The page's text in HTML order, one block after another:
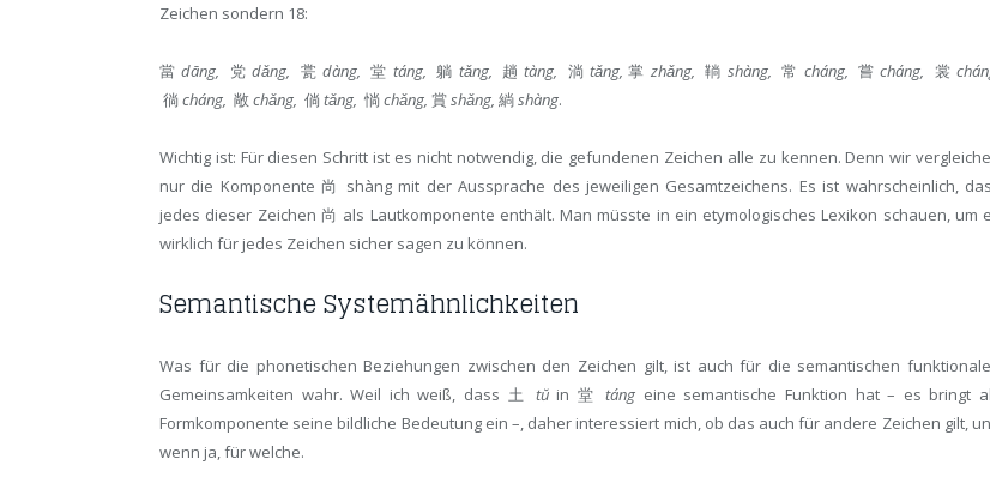
Zeichen sondern 18:
當dāng, 党dǎng, 瓽dàng,堂 táng,躺 tǎng, 趟tàng, 淌tǎng, 掌 zhǎng,鞝 shàng,常 cháng, 嘗cháng, 裳
徜cháng, 敞chǎng, 倘 tǎng, 惝 chǎng, 賞shǎng, 緔shàng.
Wichtig ist: Für diesen Schritt ist es nicht notwendig, die gefundenen Zeichen alle zu kennen. Denn wir
nur die Komponente 尚 shàng mit der Aussprache des jeweiligen Gesamtzeichens. Es ist wahrscheinlich,
jedes dieser Zeichen 尚 als Lautkomponente enthält. Man müsste in ein etymologisches Lexikon schauen, um
wirklich für jedes Zeichen sicher sagen zu können.
Semantische Systemähnlichkeiten
Was für die phonetischen Beziehungen zwischen den Zeichen gilt, ist auch für die semantischen
Gemeinsamkeiten wahr. Weil ich weiß, dass 土 tŭin 堂táng eine semantische Funktion hat – es bringt
Formkomponente seine bildliche Bedeutung ein –, daher interessiert mich, ob das auch für andere Zeichen gilt,
wenn ja, für welche.